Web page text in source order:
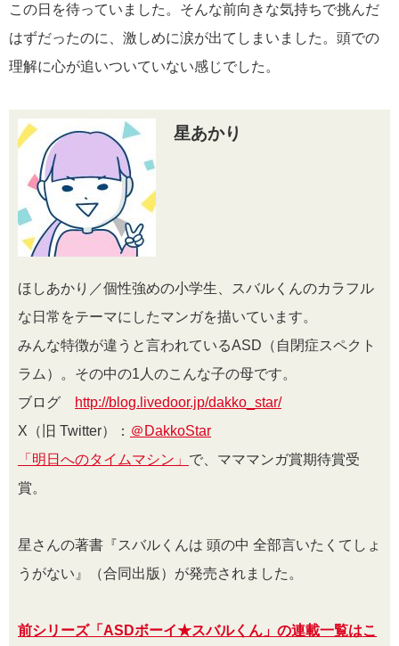
この日を待っていました。そんな前向きな気持ちで挑んだ
はずだったのに、激しめに涙が出てしまいました。頭での
理解に心が追いついていない感じでした。
星あかり
ほしあかり／個性強めの小学生、スバルくんのカラフル
な日常をテーマにしたマンガを描いています。
みんな特徴が違うと言われているASD（自閉症スペクト
ラム）。その中の1人のこんな子の母です。
ブログ
http://blog.livedoor.jp/dakko_star/
X（旧 Twitter）： ＠DakkoStar
「明日へのタイムマシン」 で、マママンガ賞期待賞受
賞。
星さんの著書『スバルくんは 頭の中 全部言いたくてしょ
うがない』（合同出版）が発売されました。
前シリーズ「ASDボーイ★スバルくん」の連載一覧はこ